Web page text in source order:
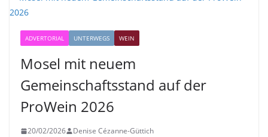
ADVERTORIAL UNTERWEGS WEIN
Mosel mit neuem
Gemeinschaftsstand auf der
ProWein 2026
20/02/2026 Denise Cézanne-Güttich